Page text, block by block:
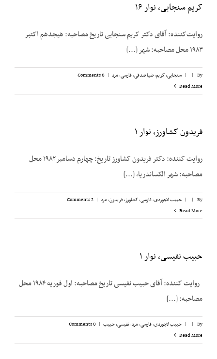
کریم سنجابی، نوار ۱۶
روایت‌‌کننده: آقای دکتر کریم سنجابی تاریخ مصاحبه: هیجدهم اکتبر
۱۹۸۳ محل مصاحبه: شهر [...]
By
|
| سنجابی، کریم,ضیا صدقی,فارسی,مرد |
0 Comments
Read More
فریدون کشاورز، نوار ۱
روایت کننده: دکتر فریدون کشاورز تاریخ: چهارم دسامبر ۱۹۸۲ محل
مصاحبه: شهر الکساندریا، [...]
By
|
| حبیب لاجوردی,فارسی,کشاورز، فریدون,مرد |
2 Comments
Read More
حبیب نفیسی، نوار ۱
روایت ‌کننده: آقای حبیب نفیسی تاریخ مصاحبه: اول فوریه ۱۹۸۴ محل
مصاحبه: [...]
By
|
| حبیب لاجوردی,فارسی,مرد,نفیسی، حبیب |
0 Comments
Read More